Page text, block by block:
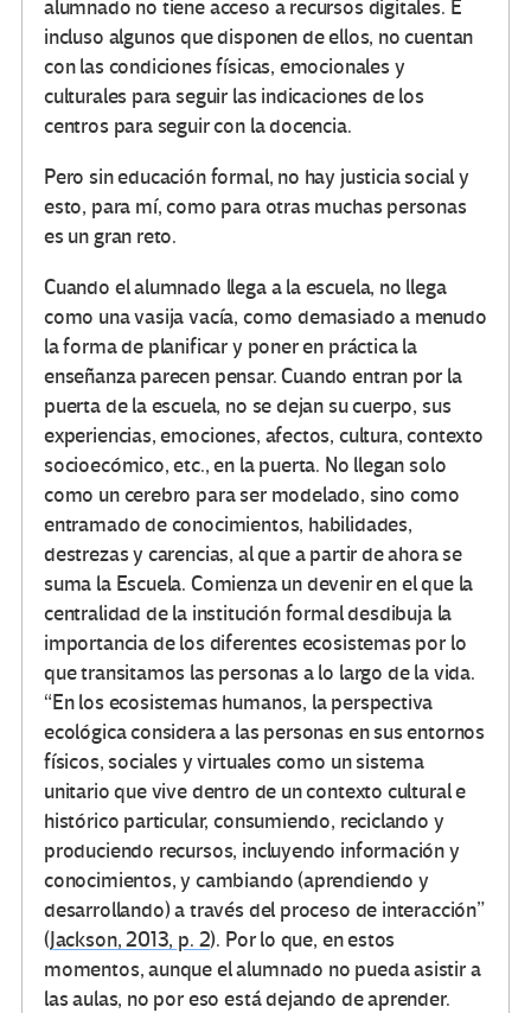
alumnado no tiene acceso a recursos digitales. E
incluso algunos que disponen de ellos, no cuentan
con las condiciones físicas, emocionales y
culturales para seguir las indicaciones de los
centros para seguir con la docencia.
Pero sin educación formal, no hay justicia social y
esto, para mí, como para otras muchas personas
es un gran reto.
Cuando el alumnado llega a la escuela, no llega
como una vasija vacía, como demasiado a menudo
la forma de planificar y poner en práctica la
enseñanza parecen pensar. Cuando entran por la
puerta de la escuela, no se dejan su cuerpo, sus
experiencias, emociones, afectos, cultura, contexto
socioecómico, etc., en la puerta. No llegan solo
como un cerebro para ser modelado, sino como
entramado de conocimientos, habilidades,
destrezas y carencias, al que a partir de ahora se
suma la Escuela. Comienza un devenir en el que la
centralidad de la institución formal desdibuja la
importancia de los diferentes ecosistemas por lo
que transitamos las personas a lo largo de la vida.
“En los ecosistemas humanos, la perspectiva
ecológica considera a las personas en sus entornos
físicos, sociales y virtuales como un sistema
unitario que vive dentro de un contexto cultural e
histórico particular, consumiendo, reciclando y
produciendo recursos, incluyendo información y
conocimientos, y cambiando (aprendiendo y
desarrollando) a través del proceso de interacción”
(Jackson, 2013, p. 2). Por lo que, en estos
momentos, aunque el alumnado no pueda asistir a
las aulas, no por eso está dejando de aprender.